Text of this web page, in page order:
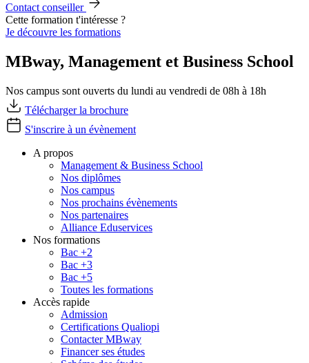
Contact conseiller
Cette formation t'intéresse ?
Je découvre les formations
MBway, Management et Business School
Nos campus sont ouverts du lundi au vendredi de 08h à 18h
Télécharger la brochure
S'inscrire à un évènement
A propos
Management & Business School
Nos diplômes
Nos campus
Nos prochains évènements
Nos partenaires
Alliance Eduservices
Nos formations
Bac +2
Bac +3
Bac +5
Toutes les formations
Accès rapide
Admission
Certifications Qualiopi
Contacter MBway
Financer ses études